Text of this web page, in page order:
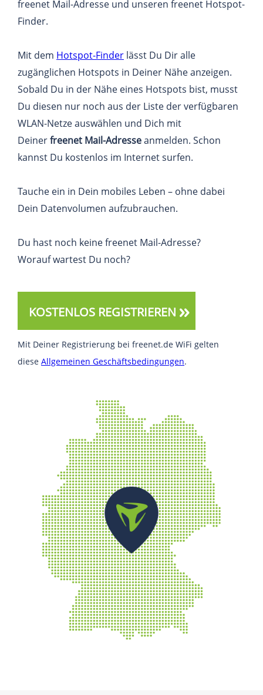
freenet Mail-Adresse und unseren freenet Hotspot-
Finder.
Mit dem Hotspot-Finder lässt Du Dir alle
zugänglichen Hotspots in Deiner Nähe anzeigen.
Sobald Du in der Nähe eines Hotspots bist, musst
Du diesen nur noch aus der Liste der verfügbaren
WLAN-Netze auswählen und Dich mit
Deinerfreenet Mail-Adresseanmelden. Schon
kannst Du kostenlos im Internet surfen.
Tauche ein in Dein mobiles Leben – ohne dabei
Dein Datenvolumen aufzubrauchen.
Du hast noch keine freenet Mail-Adresse?
Worauf wartest Du noch?
KOSTENLOS REGISTRIEREN
Mit Deiner Registrierung bei freenet.de WiFi gelten
diese Allgemeinen Geschäftsbedingungen.